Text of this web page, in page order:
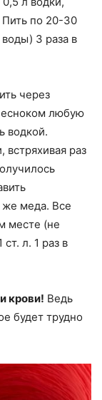
Пить по 20-30
3 раза в
через
любую
водкой.
встряхивая раз
же меда. Все
месте (не
л. 1 раз в
крови! Ведь
будет трудно